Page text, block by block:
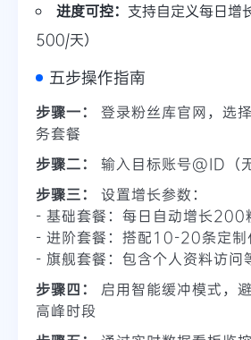
进度可控： 支持自定义每日
500/天）
五步操作指南
步骤一：
登录粉丝库官网，选
务套餐
步骤二：
输入目标账号@ID（
步骤三：
设置增长参数：
- 基础套餐：每日自动增长
- 进阶套餐：搭配10-20条定制
- 旗舰套餐：包含个人资料访问
步骤四：
启用智能缓冲模式，
高峰时段